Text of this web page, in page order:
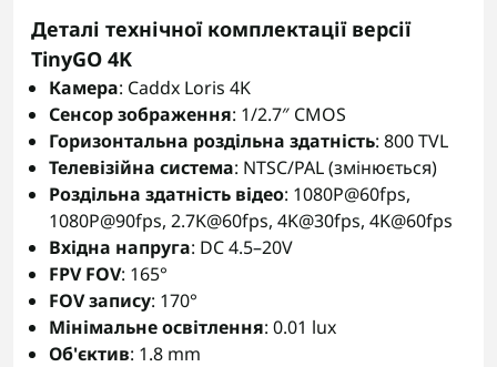
Деталі технічної комплектації версії
TinyGO 4K
Камера: Caddx Loris 4K
Сенсор зображення: 1/2.7″ CMOS
Горизонтальна роздільна здатність: 800 TVL
Телевізійна система: NTSC/PAL (змінюється)
Роздільна здатність відео: 1080P@60fps,
1080P@90fps, 2.7K@60fps, 4K@30fps, 4K@60fps
Вхідна напруга: DC 4.5–20V
FPV FOV: 165°
FOV запису: 170°
Мінімальне освітлення: 0.01 lux
Об'єктив: 1.8 mm